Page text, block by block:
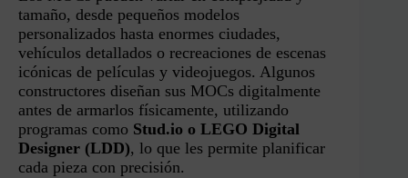
tamaño, desde pequeños modelos
personalizados hasta enormes ciudades,
vehículos detallados o recreaciones de escenas
icónicas de películas y videojuegos. Algunos
constructores diseñan sus MOCs digitalmente
antes de armarlos físicamente, utilizando
programas como Stud.io o LEGO Digital
Designer (LDD), lo que les permite planificar
cada pieza con precisión.